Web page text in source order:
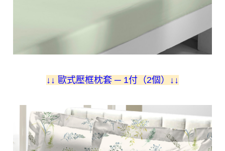
↓ ↓ 歐式壓框枕套 ─ 1付（2個） ↓ ↓